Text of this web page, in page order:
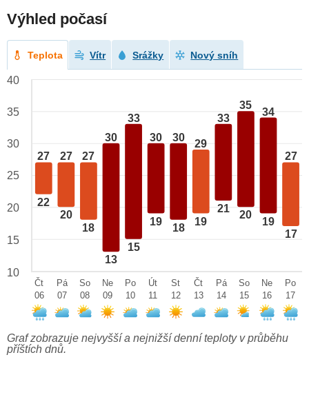
Výhled počasí
Teplota Vítr Srážky Nový sníh
27
22
27
20
27
18
30
13
33
15
30
19
30
18
29
19
33
21
35
20
34
19
27
17
40
35
30
25
20
15
10
Čt
06
Pá
07
So
08
Ne
09
Po
10
Út
11
St
12
Čt
13
Pá
14
So
15
Ne
16
Po
17
Graf zobrazuje nejvyšší a nejnižší denní teploty v průběhu
příštích dnů.